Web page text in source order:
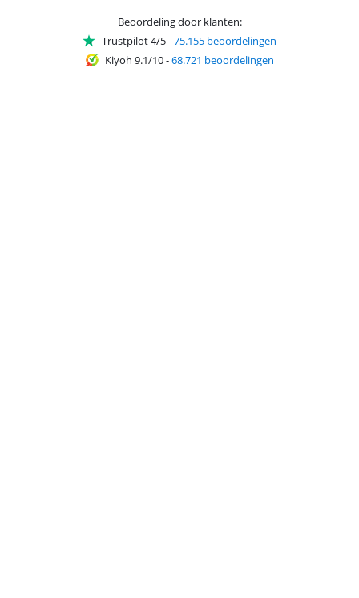
Beoordeling door klanten:
Trustpilot 4/5-75.155 beoordelingen
Kiyoh 9.1/10-68.721 beoordelingen